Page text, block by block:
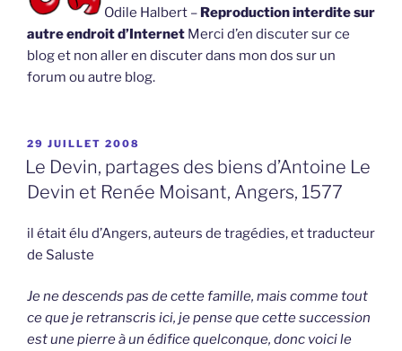
Odile Halbert – Reproduction interdite sur
autre endroit d’Internet Merci d’en discuter sur ce
blog et non aller en discuter dans mon dos sur un
forum ou autre blog.
PUBLIÉ
LE
29 JUILLET 2008
Le Devin, partages des biens d’Antoine Le
Devin et Renée Moisant, Angers, 1577
il était élu d’Angers, auteurs de tragédies, et traducteur
de Saluste
Je ne descends pas de cette famille, mais comme tout
ce que je retranscris ici, je pense que cette succession
est une pierre à un édifice quelconque, donc voici le